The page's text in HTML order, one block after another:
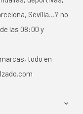
Sevilla…? no
las 08:00 y
todo en
